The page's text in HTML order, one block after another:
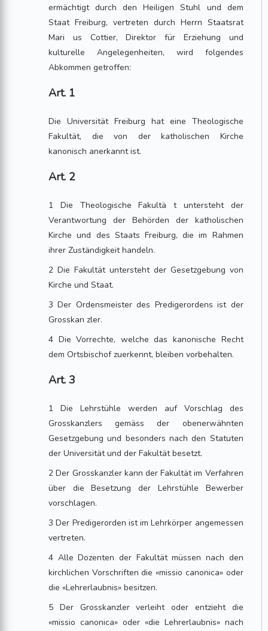
ermächtigt durch den Heiligen Stuhl und dem
Staat Freiburg, vertreten durch Herrn Staatsrat
Mari us Cottier, Direktor für Erziehung und
kulturelle Angelegenheiten, wird folgendes
Abkommen getroffen:
Art. 1
Die Universität Freiburg hat eine Theologische
Fakultät, die von der katholischen Kirche
kanonisch anerkannt ist.
Art. 2
1 Die Theologische Fakultä t untersteht der
Verantwortung der Behörden der katholischen
Kirche und des Staats Freiburg, die im Rahmen
ihrer Zuständigkeit handeln.
2 Die Fakultät untersteht der Gesetzgebung von
Kirche und Staat.
3 Der Ordensmeister des Predigerordens ist der
Grosskan zler.
4 Die Vorrechte, welche das kanonische Recht
dem Ortsbischof zuerkennt, bleiben vorbehalten.
Art. 3
1 Die Lehrstühle werden auf Vorschlag des
Grosskanzlers gemäss der obenerwähnten
Gesetzgebung und besonders nach den Statuten
der Universität und der Fakultät besetzt.
2 Der Grosskanzler kann der Fakultät im Verfahren
über die Besetzung der Lehrstühle Bewerber
vorschlagen.
3 Der Predigerorden ist im Lehrkörper angemessen
vertreten.
4 Alle Dozenten der Fakultät müssen nach den
kirchlichen Vorschriften die «missio canonica» oder
die «Lehrerlaubnis» besitzen.
5 Der Grosskanzler verleiht oder entzieht die
«missio canonica» oder «die Lehrerlaubnis» nach